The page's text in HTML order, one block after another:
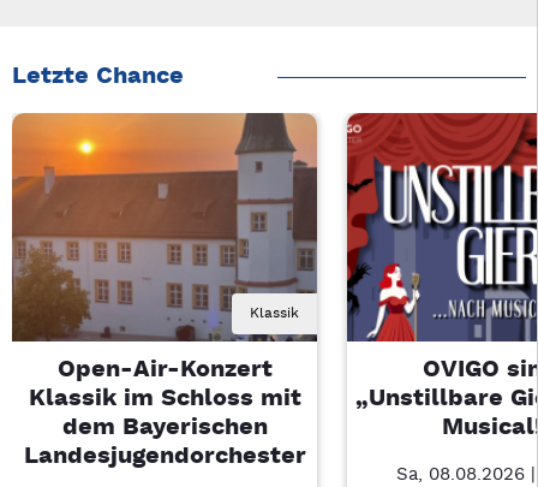
Letzte Chance
Klassik
Open-Air-Konzert
Klassik im Schloss mit
dem Bayerischen
Landesjugendorchester
OVIGO
„Unstillbare
Sa, 08.08.2026